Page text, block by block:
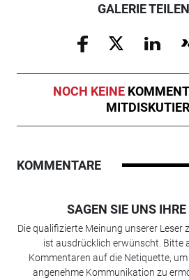
GALERIE
NOCH KEINE
KOMMENTARE
SAGEN SIE UNS
Die qualifizierte Meinung unserer Leser
ist ausdrücklich erwünscht. Bitte
Kommentaren auf die Netiquette, um
angenehme Kommunikation zu